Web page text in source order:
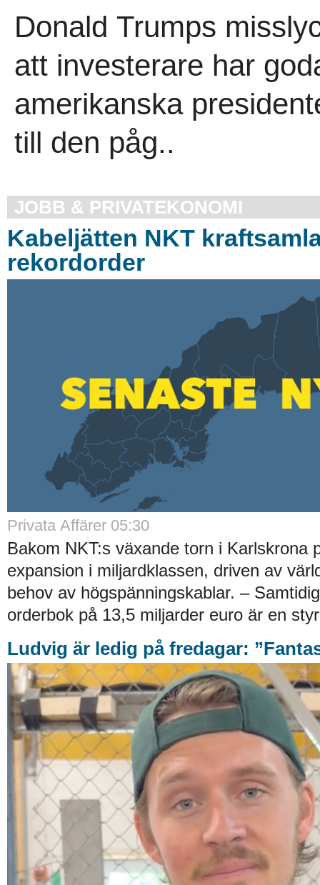
Donald Trumps
att investerare har
amerikanska
till den påg..
JOBB & PRIVATEKONOMI
Kabeljätten NKT
rekordorder
Privata Affärer 05:30
Bakom NKT:s växande torn i Karlskrona
expansion i miljardklassen, driven av
behov av högspänningskablar. –
orderbok på 13,5 miljarder euro är en
Ludvig är ledig på fredagar: